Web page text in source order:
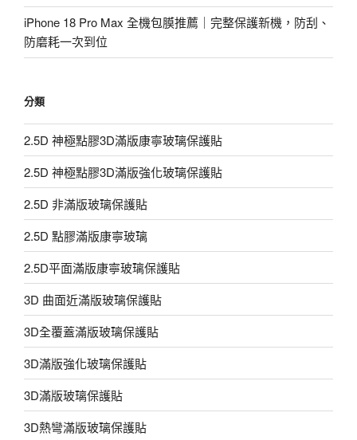
iPhone 18 Pro Max 全機包膜推薦｜完整保護新機，防刮、
防磨耗一次到位
分類
2.5D 神極點膠3D滿版康寧玻璃保護貼
2.5D 神極點膠3D滿版強化玻璃保護貼
2.5D 非滿版玻璃保護貼
2.5D 點膠滿版康寧玻璃
2.5D平面滿版康寧玻璃保護貼
3D 曲面近滿版玻璃保護貼
3D全覆蓋滿版玻璃保護貼
3D滿版強化玻璃保護貼
3D滿版玻璃保護貼
3D熱彎滿版玻璃保護貼